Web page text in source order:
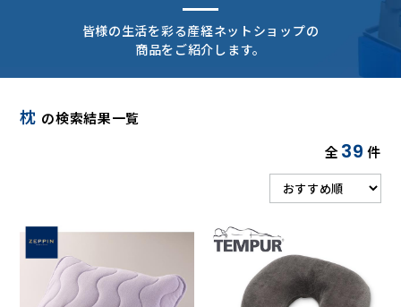
皆様の生活を彩る産経ネットショップの
商品をご紹介します。
枕 の検索結果一覧
全39 件